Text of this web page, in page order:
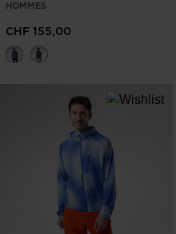
HOMMES
CHF 155,00